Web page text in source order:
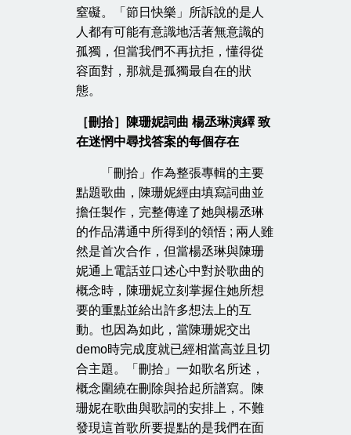
窒礙。「節日快樂」所訴說的是人
人都有可能有意識地活著無意識的
孤獨，但當我們不再抗拒，懂得從
容面對，那就是孤獨最自在的狀
態。
［刪拾］陳珊妮詞曲 楊丞琳演繹 致
在迷惘中尋找答案的每個存在
「刪拾」作為整張專輯的主要
點題歌曲，陳珊妮經由填寫詞曲並
擔任製作，完整傳達了她與楊丞琳
的作品溝通中所得到的領悟 ; 兩人雖
然是首次合作，但當楊丞琳與陳珊
妮通上電話並口述心中對於歌曲的
概念時，陳珊妮立刻掌握住她所想
要的重點並給出許多想法上的互
動。也因為如此，當陳珊妮交出
demo時完成度就已經相當高並且切
合主題。「刪拾」一如歌名所述，
概念圍繞在刪除與拾起所譜寫。陳
珊妮在歌曲與歌詞的安排上，不難
發現這首歌所要提點的是我們在面